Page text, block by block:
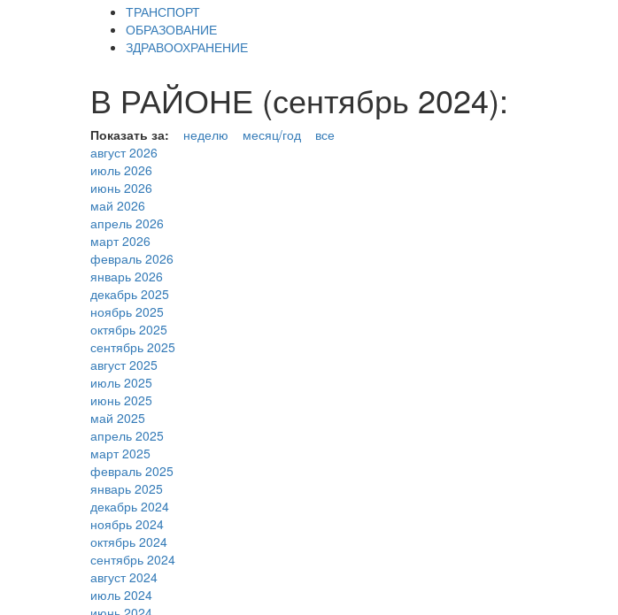
ТРАНСПОРТ
ОБРАЗОВАНИЕ
ЗДРАВООХРАНЕНИЕ
В РАЙОНЕ (сентябрь 2024):
Показать за: неделю месяц/год
все
август 2026
июль 2026
июнь 2026
май 2026
апрель 2026
март 2026
февраль 2026
январь 2026
декабрь 2025
ноябрь 2025
октябрь 2025
сентябрь 2025
август 2025
июль 2025
июнь 2025
май 2025
апрель 2025
март 2025
февраль 2025
январь 2025
декабрь 2024
ноябрь 2024
октябрь 2024
сентябрь 2024
август 2024
июль 2024